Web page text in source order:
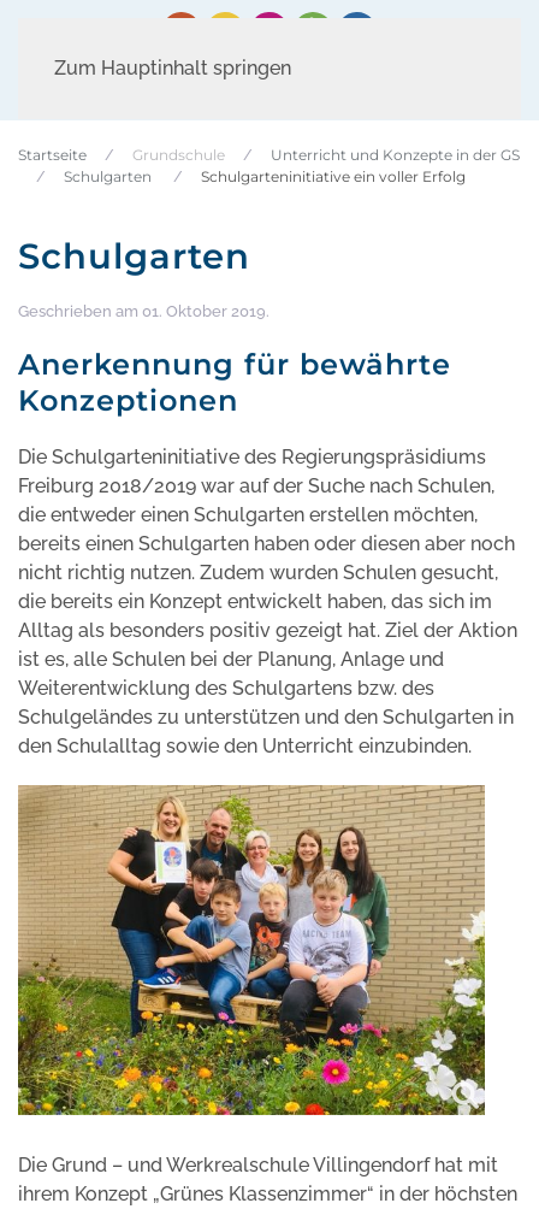
Zum Hauptinhalt springen
Startseite Grundschule
Unterricht und Konzepte in der GS
Schulgarten
Schulgarteninitiative ein voller Erfolg
Schulgarten
Geschrieben am 01. Oktober 2019.
Anerkennung für bewährte
Konzeptionen
Die Schulgarteninitiative des Regierungspräsidiums
Freiburg 2018/2019 war auf der Suche nach Schulen,
die entweder einen Schulgarten erstellen möchten,
bereits einen Schulgarten haben oder diesen aber noch
nicht richtig nutzen. Zudem wurden Schulen gesucht,
die bereits ein Konzept entwickelt haben, das sich im
Alltag als besonders positiv gezeigt hat. Ziel der Aktion
ist es, alle Schulen bei der Planung, Anlage und
Weiterentwicklung des Schulgartens bzw. des
Schulgeländes zu unterstützen und den Schulgarten in
den Schulalltag sowie den Unterricht einzubinden.
Die Grund – und Werkrealschule Villingendorf hat mit
ihrem Konzept „Grünes Klassenzimmer“ in der höchsten